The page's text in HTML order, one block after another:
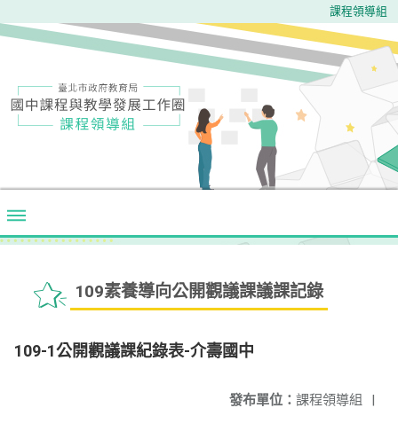
課程領導組
109素養導向公開觀議課議課記錄
109-1公開觀議課紀錄表-介壽國中
發布單位： 課程領導組 |